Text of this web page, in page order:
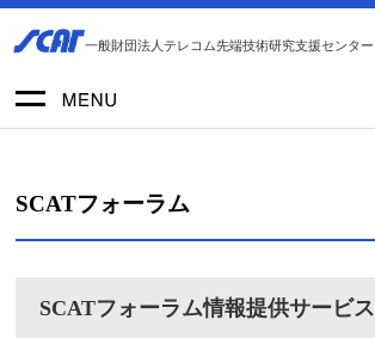
一般財団法人テレコム先端技術研究支援センター
SCATフォーラム
SCATフォーラム情報提供サービス